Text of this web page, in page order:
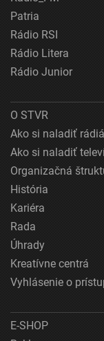
Patria
Rádio RSI
Rádio Litera
Rádio Junior
O STVR
Ako si naladiť rádiá
Ako si naladiť
Organizačná
História
Kariéra
Rada
Úhrady
Kreatívne centrá
Vyhlásenie o
E-SHOP